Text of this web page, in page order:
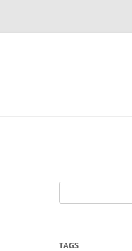
for:
TAGS